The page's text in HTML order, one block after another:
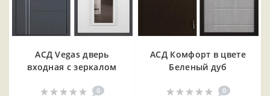
АСД Vegas дверь
входная с зеркалом
0
АСД Комфорт в цвете
Беленый дуб
0